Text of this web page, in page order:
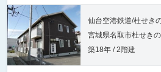
仙台空港鉄道/杜せき
宮城県名取市杜せき
築18年 / 2階建